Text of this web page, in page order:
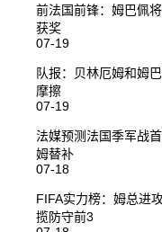
前法国前锋：姆巴佩
获奖
07-19
队报：贝林厄姆和姆
摩擦
07-19
法媒预测法国季军战
姆替补
07-18
FIFA实力榜：姆总进
揽防守前3